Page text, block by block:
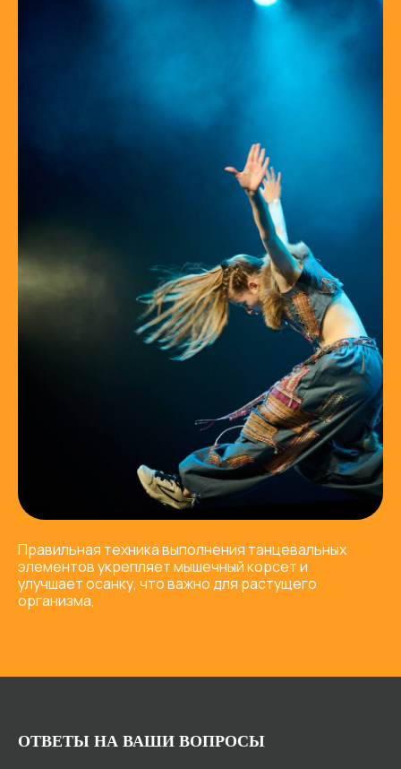
Правильная техника выполнения танцевальных
элементов укрепляет мышечный корсет и
улучшает осанку, что важно для растущего
организма,
ОТВЕТЫ НА ВАШИ ВОПРОСЫ